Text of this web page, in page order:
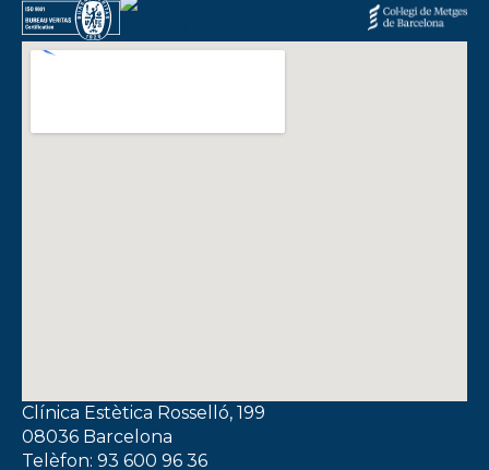
Clínica Estètica Rosselló, 199
08036 Barcelona
Telèfon: 93 600 96 36